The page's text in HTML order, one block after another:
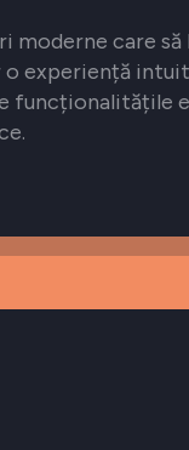
moderne care
experiență
funcționalitățile